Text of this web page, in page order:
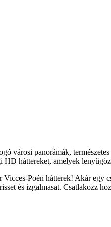
panorámák,
háttereket, amelyek
Poén hátterek! Akár egy
és izgalmasat. Csatlakozz